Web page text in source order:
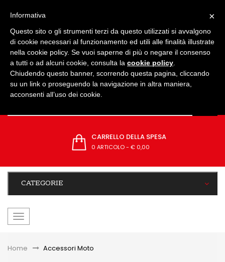
CARRELLO DELLA SPESA
0 ARTICOLO- € 0,00
CATEGORIE
navigazione
Home &gt;Accessori Moto
×
Informativa
Questo sito o gli strumenti terzi da questo utilizzati si avvalgono
di cookie necessari al funzionamento ed utili alle finalità illustrate
nella cookie policy. Se vuoi saperne di più o negare il consenso
a tutti o ad alcuni cookie, consulta la cookie policy
Chiudendo questo banner, scorrendo questa pagina, cliccando
su un link o proseguendo la navigazione in altra maniera,
acconsenti all’uso dei cookie.